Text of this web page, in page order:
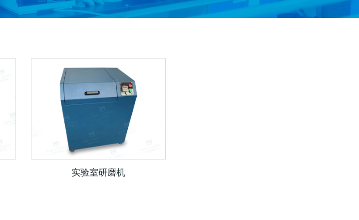
实验室研磨机